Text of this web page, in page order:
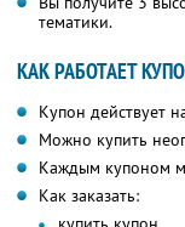
тематики.
КАК РАБОТАЕТ
Купон действует
Можно купить
Каждым купоном
Как заказать: